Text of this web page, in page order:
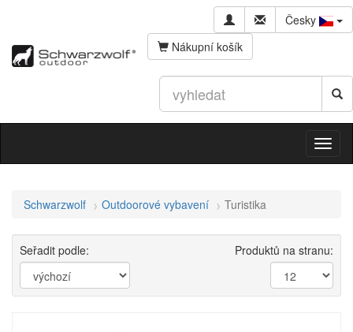
Česky
Nákupní košík
Schwarzwolf Outdoorové vybavení Turistika
Seřadit podle: Produktů na stranu: